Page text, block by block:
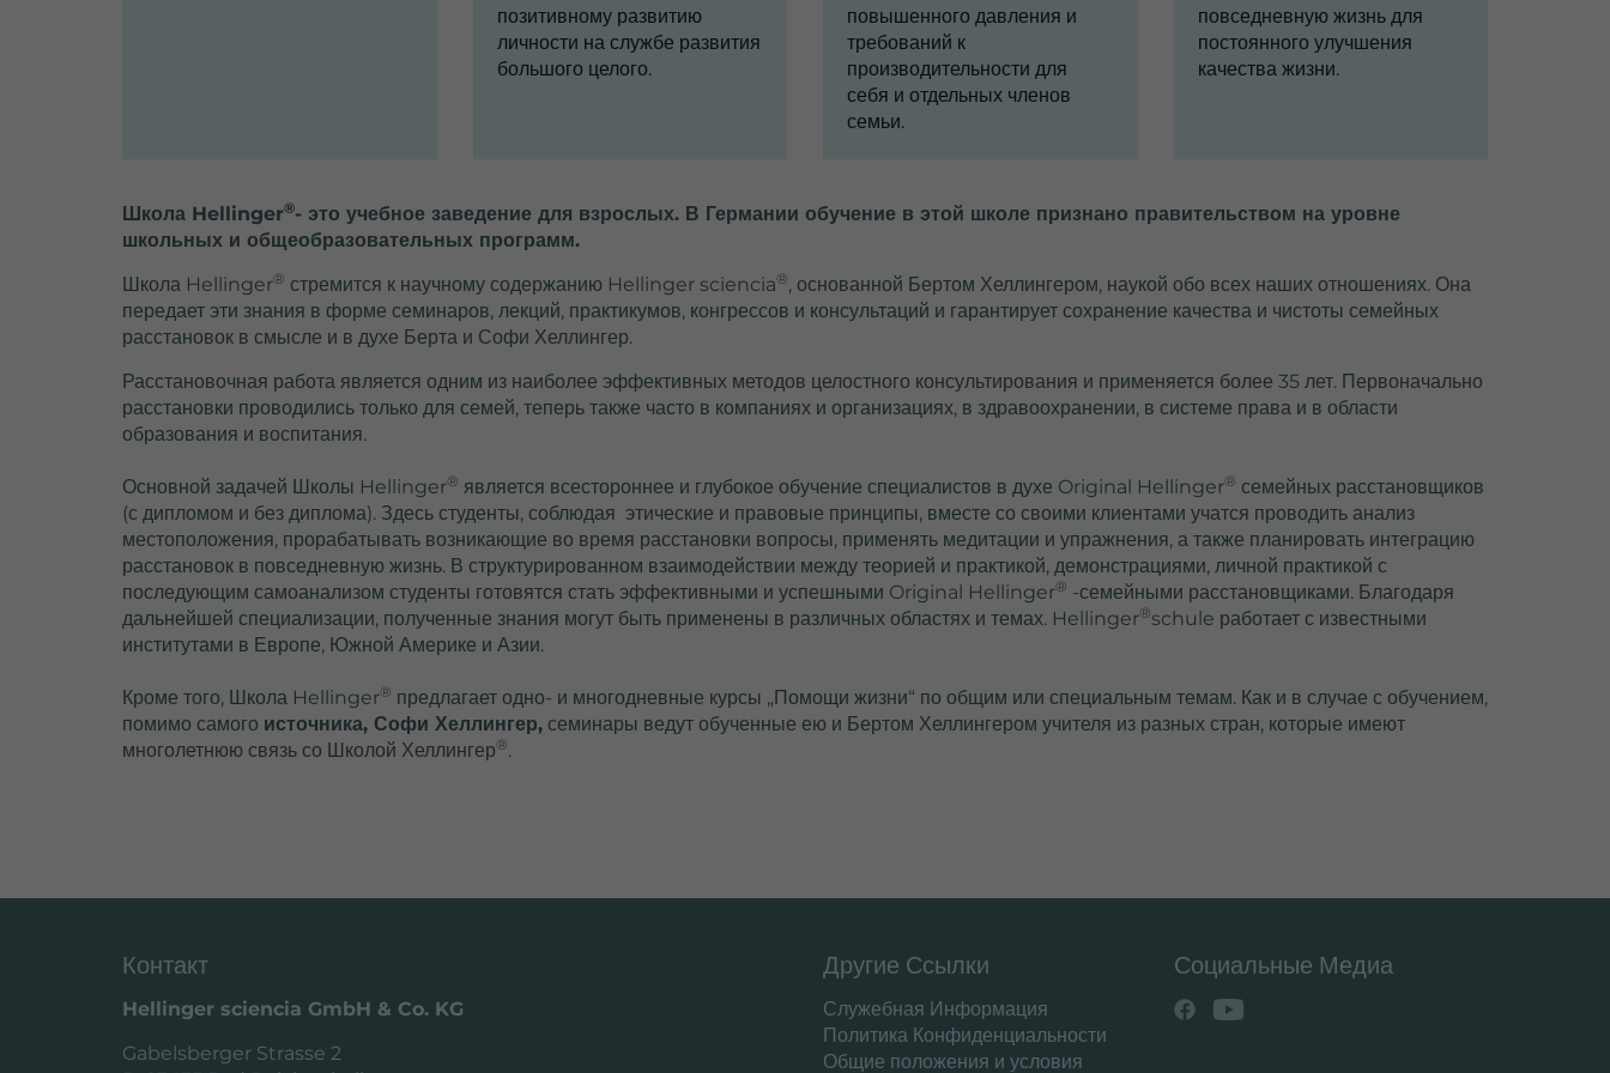
позитивному развитию
личности на службе развития
большого целого.
повышенного давления и
требований к
производительности для
себя и отдельных членов
семьи.
повседневную жизнь для
постоянного улучшения
качества жизни.
Школа Hellinger®- это учебное заведение для взрослых. В Германии обучение в этой школе признано правительством на уровне
школьных и общеобразовательных программ.
Школа Hellinger® стремится к научному содержанию Hellinger sciencia®, основанной Бертом Хеллингером, наукой обо всех наших отношениях. Она
передает эти знания в форме семинаров, лекций, практикумов, конгрессов и консультаций и гарантирует сохранение качества и чистоты семейных
расстановок в смысле и в духе Берта и Софи Хеллингер.
Расстановочная работа является одним из наиболее эффективных методов целостного консультирования и применяется более 35 лет. Первоначально
расстановки проводились только для семей, теперь также часто в компаниях и организациях, в здравоохранении, в системе права и в области
образования и воспитания.
Основной задачей Школы Hellinger® является всестороннее и глубокое обучение специалистов в духе Original Hellinger® семейных расстановщиков
(с дипломом и без диплома). Здесь студенты, соблюдая этические и правовые принципы, вместе со своими клиентами учатся проводить анализ
местоположения, прорабатывать возникающие во время расстановки вопросы, применять медитации и упражнения, а также планировать интеграцию
расстановок в повседневную жизнь. В структурированном взаимодействии между теорией и практикой, демонстрациями, личной практикой с
последующим самоанализом студенты готовятся стать эффективными и успешными Original Hellinger® -семейными расстановщиками. Благодаря
дальнейшей специализации, полученные знания могут быть применены в различных областях и темах. Hellinger®schule работает с известными
институтами в Европе, Южной Америке и Азии.
Кроме того, Школа Hellinger® предлагает одно- и многодневные курсы „Помощи жизни“ по общим или специальным темам. Как и в случае с обучением,
помимо самого источника, Софи Хеллингер, семинары ведут обученные ею и Бертом Хеллингером учителя из разных стран, которые имеют
многолетнюю связь со Школой Хеллингер®.
Контакт
Hellinger sciencia GmbH & Co. KG
Gabelsberger Strasse 2
Другие Ссылки
Служебная Информация
Политика Конфиденциальности
Общие положения и условия
Социальные Медиа
This cookie is a
and access to
protected areas is
Name cookie_optin
Provider TYPO3
Lifetime 1 Year
Purpose
Stores the chosen
tracking optin
settings.
Purpose
This cookie is
installed by Google
Analytics. The cookie
is used to calculate
website analysis
report. Cookies store
anonymously and
assign a randomly
generated number
to identify unique
visitors.
Name
Provider Google Analytics
Lifetime 2 Jahre
Purpose
Wird von Google
Analytics verwendet,
Besucher zu
unterscheiden und